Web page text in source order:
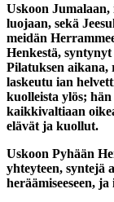
Uskoon
luojaan, sekä
meidän
Henkestä,
Pilatuksen
laskeutu ian
kuolleista ylös;
kaikkivaltiaan
elävät ja kuollut.
Uskoon Pyhään
yhteyteen, syntejä
heräämiseeseen,